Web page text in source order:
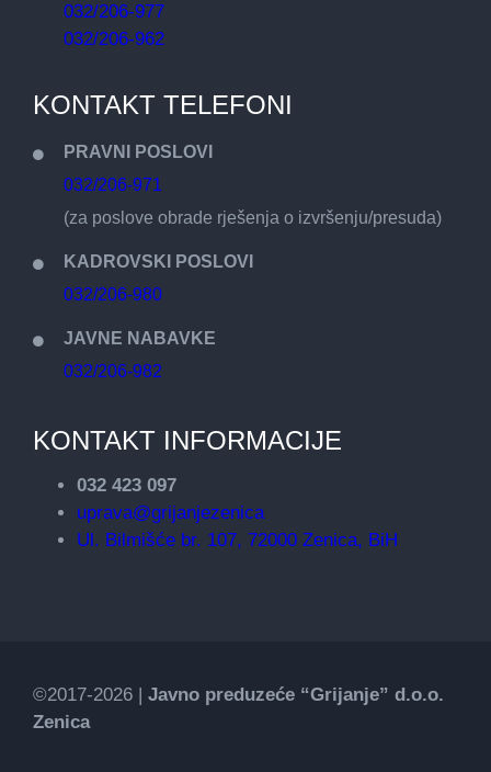
032/206-977
032/206-962
KONTAKT TELEFONI
PRAVNI POSLOVI
032/206-971
(za poslove obrade rješenja o izvršenju/presuda)
KADROVSKI POSLOVI
032/206-980
JAVNE NABAVKE
032/206-982
KONTAKT INFORMACIJE
032 423 097
uprava@grijanjezenica
Ul. Bilmišće br. 107, 72000 Zenica, BiH
©2017-2026 | Javno preduzeće “Grijanje” d.o.o.
Zenica